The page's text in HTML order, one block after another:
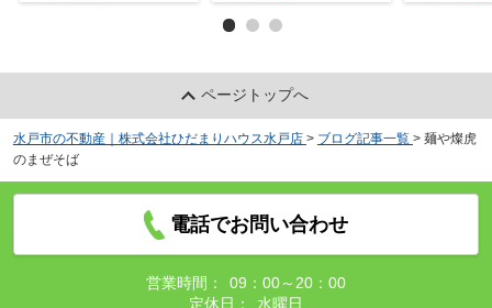
ページトップへ
水戸市の不動産｜株式会社ひだまりハウス水戸店 > ブログ記事一覧 > 麺や燦虎
のまぜそば
電話でお問い合わせ
営業時間：
09：00～20：00
定休日：
水曜日